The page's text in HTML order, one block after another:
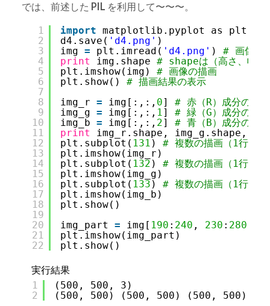
では、前述した PIL を利用して〜〜〜。
1
2
3
4
5
6
7
8
9
10
11
12
13
14
15
16
17
18
19
20
21
22
import matplotlib.pyplot as plt
d4.save( 'd4.png' )
img = plt.imread( 'd4.png' ) # 画像の
print
img.shape # shapeは（高さ、幅、
plt.imshow(img) # 画像の描画
plt.show() # 描画結果の表示
img_r = img[:,:, 0] # 赤（R）成分の抽出
img_g = img[:,:, 1] # 緑（G）成分の抽出
img_b = img[:,:, 2] # 青（B）成分の抽出
print
img_r.shape, img_g.shape,
plt.subplot( 131 ) # 複数の描画（1行3列
plt.imshow(img_r)
plt.subplot( 132 ) # 複数の描画（1行3列
plt.imshow(img_g)
plt.subplot( 133 ) # 複数の描画（1行3列
plt.imshow(img_b)
plt.show()
img_part = img[ 190 : 240 , 230 : 280
plt.imshow(img_part)
plt.show()
実行結果
1
2
(500, 500, 3)
(500, 500) (500, 500) (500, 500)